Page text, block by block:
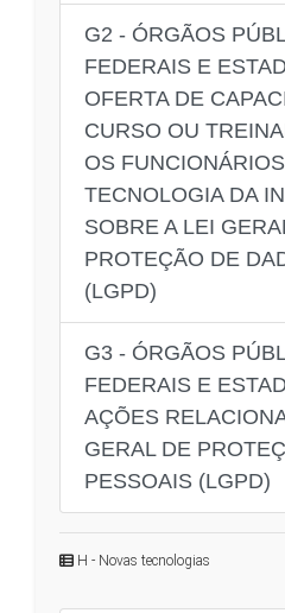
G2 - ÓRGÃOS
FEDERAIS E
OFERTA DE
CURSO OU
OS
TECNOLOGIA DA
SOBRE A LEI
PROTEÇÃO DE
(LGPD)
G3 - ÓRGÃOS
FEDERAIS E
AÇÕES
GERAL DE
PESSOAIS (LGPD)
H - Novas tecnologias